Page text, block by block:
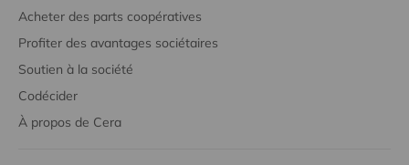
Acheter des parts coopératives
Profiter des avantages sociétaires
Soutien à la société
Codécider
À propos de Cera